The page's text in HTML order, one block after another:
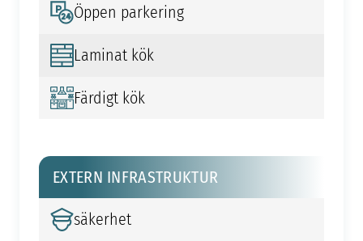
Öppen parkering
Laminat kök
Färdigt kök
EXTERN INFRASTRUKTUR
säkerhet